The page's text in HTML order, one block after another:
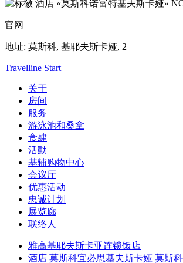
官网
地址: 莫斯科, 基耶夫斯卡娅, 2
Travelline Start
关于
房间
服务
游泳池和桑拿
食肆
活動
基辅购物中心
会议厅
优惠活动
忠诚计划
展览廊
联络人
雅高基耶夫斯卡亚连锁饭店
酒店 莫斯科宜必思基夫斯卡娅 莫斯科